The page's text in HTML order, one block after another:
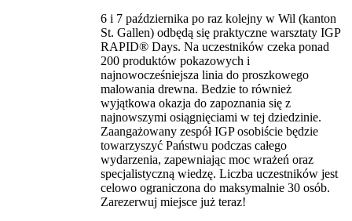
6 i 7 października po raz kolejny w Wil (kanton
St. Gallen) odbędą się praktyczne warsztaty IGP
RAPID® Days. Na uczestników czeka ponad
200 produktów pokazowych i
najnowocześniejsza linia do proszkowego
malowania drewna. Bedzie to również
wyjątkowa okazja do zapoznania się z
najnowszymi osiągnięciami w tej dziedzinie.
Zaangażowany zespół IGP osobiście będzie
towarzyszyć Państwu podczas całego
wydarzenia, zapewniając moc wrażeń oraz
specjalistyczną wiedzę. Liczba uczestników jest
celowo ograniczona do maksymalnie 30 osób.
Zarezerwuj miejsce już teraz!